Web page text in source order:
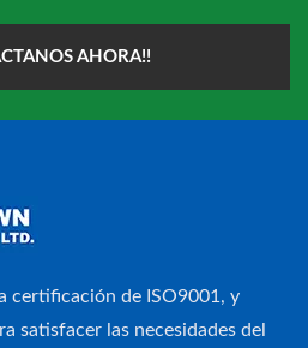
AHORA!!
certificación de ISO9001, y
satisfacer las necesidades del